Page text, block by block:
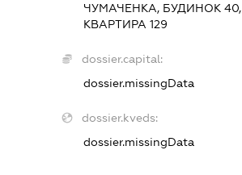
ЧУМАЧЕНКА, БУДИНОК 40,
КВАРТИРА 129
dossier.capital:
dossier.missingData
dossier.kveds:
dossier.missingData